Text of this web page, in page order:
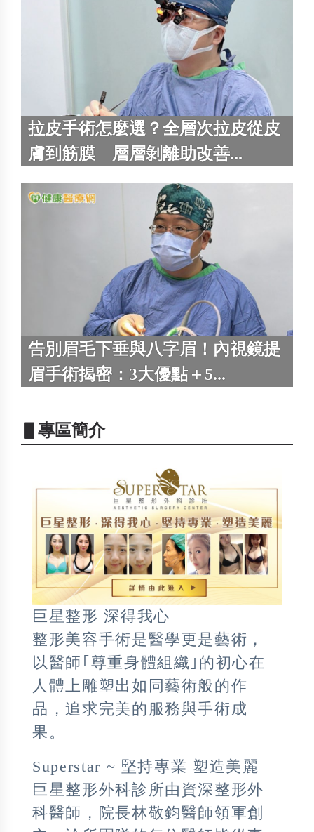
拉皮手術怎麼選？全層次拉皮從皮
膚到筋膜 層層剝離助改善...
告別眉毛下垂與八字眉！內視鏡提
眉手術揭密：3大優點＋5...
▋專區簡介
巨星整形 深得我心
整形美容手術是醫學更是藝術，
以醫師｢尊重身體組織｣的初心在
人體上雕塑出如同藝術般的作
品，追求完美的服務與手術成
果。
Superstar ~ 堅持專業 塑造美麗
巨星整形外科診所由資深整形外
科醫師，院長林敬鈞醫師領軍創